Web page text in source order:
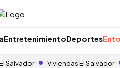
EntretenimientoDeportes
Salvador Viviendas El Salvador